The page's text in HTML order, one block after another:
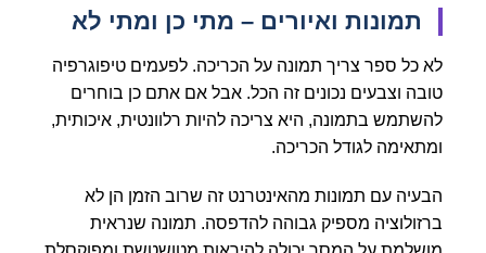
תמונות ואיורים – מתי כן ומתי לא
לא כל ספר צריך תמונה על הכריכה. לפעמים טיפוגרפיה
טובה וצבעים נכונים זה הכל. אבל אם אתם כן בוחרים
להשתמש בתמונה, היא צריכה להיות רלוונטית, איכותית,
ומתאימה לגודל הכריכה.
הבעיה עם תמונות מהאינטרנט זה שרוב הזמן הן לא
ברזולוציה מספיק גבוהה להדפסה. תמונה שנראית